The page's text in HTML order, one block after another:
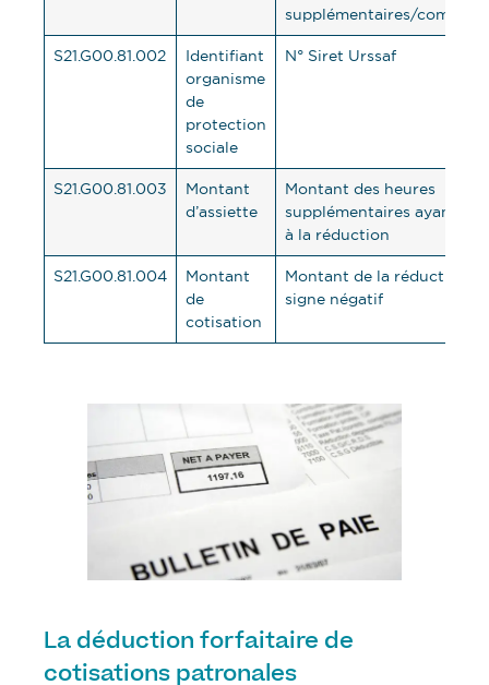
supplémentaires/
S21.G00.81.002
Identifiant
organisme
de
protection
sociale
N° Siret Urssaf
S21.G00.81.003
Montant
d’assiette
Montant des heures
supplémentaires ayant
à la réduction
S21.G00.81.004
Montant
de
cotisation
Montant de la réduction
signe négatif
La déduction forfaitaire de
cotisations patronales